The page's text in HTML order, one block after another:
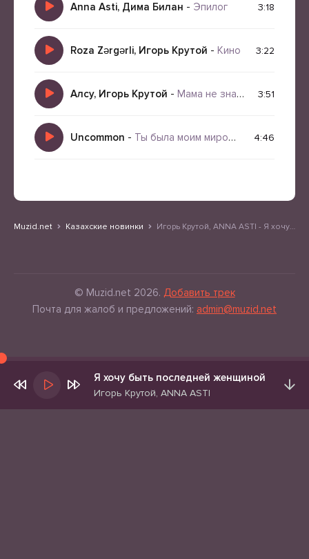
Anna Asti, Дима Билан - Эпилог 3:18
Roza Zərgərli, Игорь Крутой - Кино 3:22
Алсу, Игорь Крутой - Мама не знает 3:51
Uncommon - Ты была моим миром а я стал твоей памятью 4:46
Muzid.net Казахские новинки Игорь Крутой, ANNA ASTI - Я хочу быть последней женщиной
© Muzid.net 2026. Добавить трек
Почта для жалоб и предложений: admin@muzid.net
Я хочу быть последней женщиной
Игорь Крутой, ANNA ASTI